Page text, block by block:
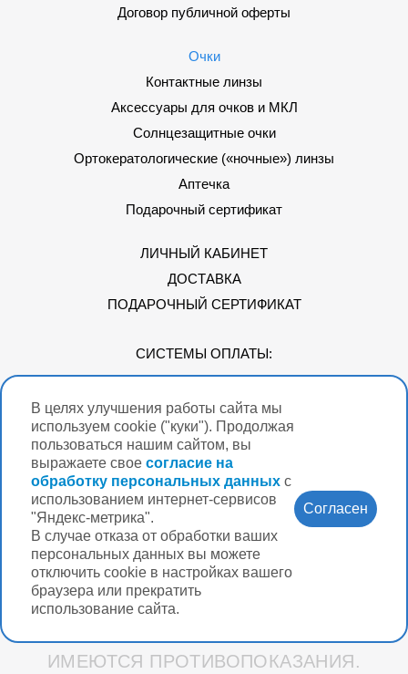
В целях улучшения работы сайта мы
используем cookie ("куки"). Продолжая
пользоваться нашим сайтом, вы
выражаете свое согласие на
обработку персональных данных с
использованием интернет-сервисов
"Яндекс-метрика".
В случае отказа от обработки ваших
персональных данных вы можете
отключить cookie в настройках вашего
браузера или прекратить
использование сайта.
Согласен
Договор публичной оферты
Очки
Контактные линзы
Аксессуары для очков и МКЛ
Солнцезащитные очки
Ортокератологические («ночные») линзы
Аптечка
Подарочный сертификат
ЛИЧНЫЙ КАБИНЕТ
ДОСТАВКА
ПОДАРОЧНЫЙ СЕРТИФИКАТ
СИСТЕМЫ ОПЛАТЫ:
Мы в соцсетях
Версия для
Нужна помощь?
Разработка интернет-магазина Вебформат
ИМЕЮТСЯ ПРОТИВОПОКАЗАНИЯ.